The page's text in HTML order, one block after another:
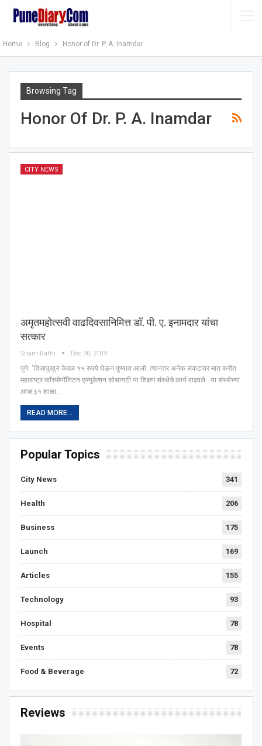
Home Blog Honor of Dr. P. A. Inamdar
Browsing Tag
Honor Of Dr. P. A. Inamdar
CITY NEWS
अमृतमहोत्सवी वाढदिवसानिमित्त डॉ. पी. ए. इनामदार यांचा
सत्कार
Sham Rathi Dec 30, 2019
पुणे: "विजापूरहून केवळ १५ रुपये घेऊन पुण्यात आलो. त्यानंतर अनेक संकटांवर मात करीत
महाराष्ट्र कॉस्मोपॉलिटन एज्युकेशन सोसायटी या शिक्षण संस्थेचे कार्य वाढवले . या संस्थेच्या
आज ३१ शाळा,…
READ MORE...
Popular Topics
City News 341
Health 206
Business 175
Launch 169
Articles 155
Technology 93
Hospital 78
Events 78
Food & Beverage 72
Reviews